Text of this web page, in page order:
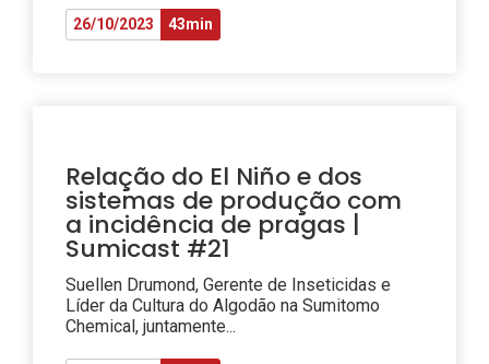
26/10/2023 43min
Relação do El Niño e dos
sistemas de produção com
a incidência de pragas |
Sumicast #21
Suellen Drumond, Gerente de Inseticidas e
Líder da Cultura do Algodão na Sumitomo
Chemical, juntamente...